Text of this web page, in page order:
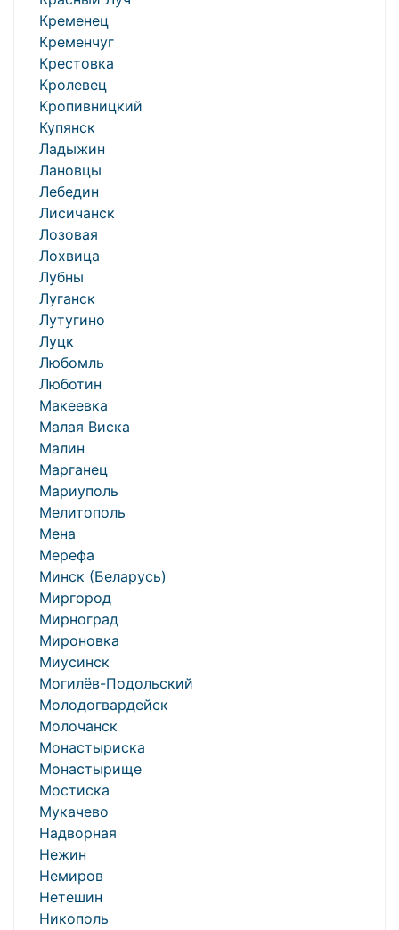
Кременец
Кременчуг
Крестовка
Кролевец
Кропивницкий
Купянск
Ладыжин
Лановцы
Лебедин
Лисичанск
Лозовая
Лохвица
Лубны
Луганск
Лутугино
Луцк
Любомль
Люботин
Макеевка
Малая Виска
Малин
Марганец
Мариуполь
Мелитополь
Мена
Мерефа
Минск (Беларусь)
Миргород
Мирноград
Мироновка
Миусинск
Могилёв-Подольский
Молодогвардейск
Молочанск
Монастыриска
Монастырище
Мостиска
Мукачево
Надворная
Нежин
Немиров
Нетешин
Никополь